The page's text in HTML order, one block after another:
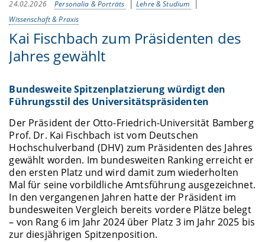
24.02.2026 Personalia & Porträts
Lehre & Studium
Wissenschaft & Praxis
Kai Fischbach zum Präsidenten des
Jahres gewählt
Bundesweite Spitzenplatzierung würdigt den
Führungsstil des Universitätspräsidenten
Der Präsident der Otto-Friedrich-Universität Bamberg
Prof. Dr. Kai Fischbach ist vom Deutschen
Hochschulverband (DHV) zum Präsidenten des Jahres
gewählt worden. Im bundesweiten Ranking erreicht er
den ersten Platz und wird damit zum wiederholten
Mal für seine vorbildliche Amtsführung ausgezeichnet.
In den vergangenen Jahren hatte der Präsident im
bundesweiten Vergleich bereits vordere Plätze belegt
– von Rang 6 im Jahr 2024 über Platz 3 im Jahr 2025 bis
zur diesjährigen Spitzenposition.